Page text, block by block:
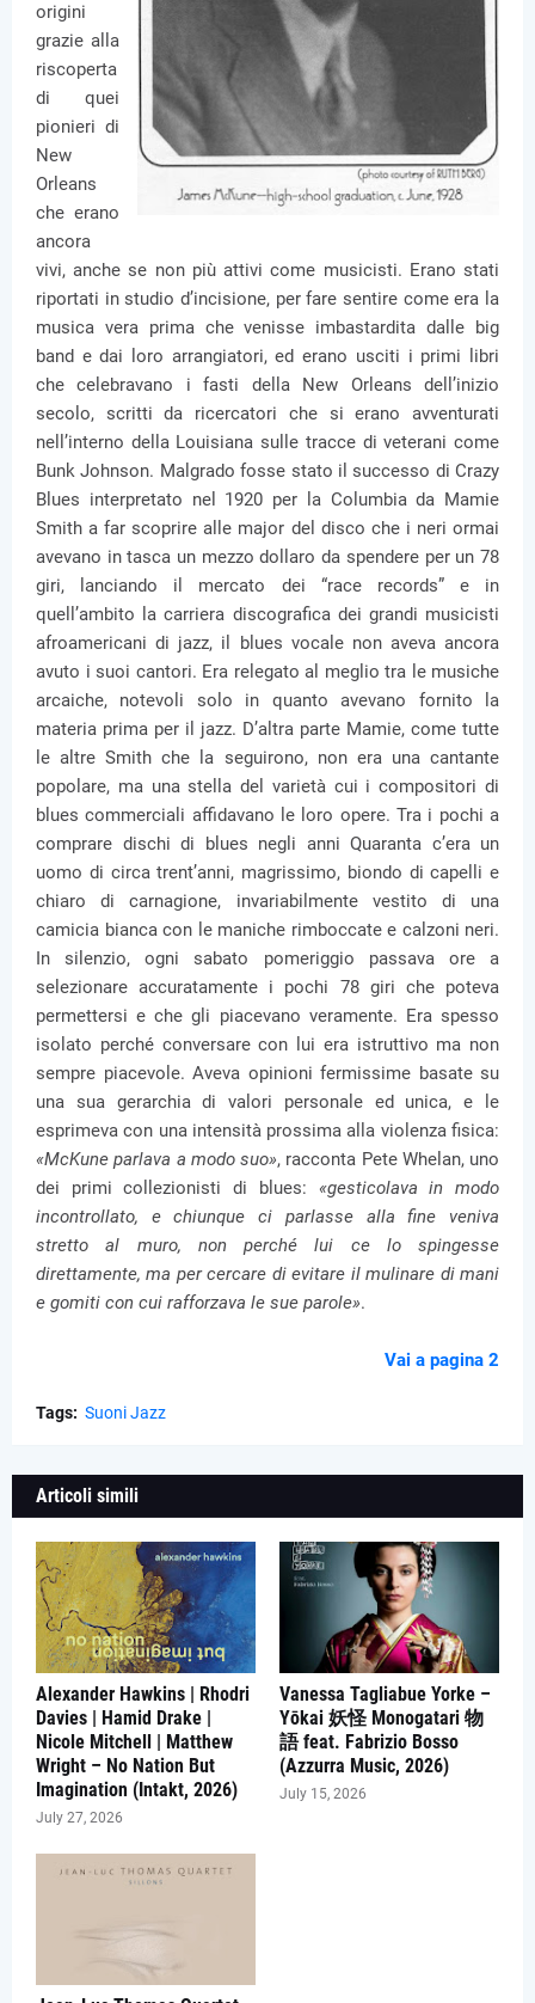
origini
grazie alla
riscoperta
di quei
pionieri di
New
Orleans
che erano
ancora
vivi, anche se non più attivi come musicisti. Erano stati
riportati in studio d’incisione, per fare sentire come era la
musica vera prima che venisse imbastardita dalle big
band e dai loro arrangiatori, ed erano usciti i primi libri
che celebravano i fasti della New Orleans dell’inizio
secolo, scritti da ricercatori che si erano avventurati
nell’interno della Louisiana sulle tracce di veterani come
Bunk Johnson. Malgrado fosse stato il successo di Crazy
Blues interpretato nel 1920 per la Columbia da Mamie
Smith a far scoprire alle major del disco che i neri ormai
avevano in tasca un mezzo dollaro da spendere per un 78
giri, lanciando il mercato dei “race records” e in
quell’ambito la carriera discografica dei grandi musicisti
afroamericani di jazz, il blues vocale non aveva ancora
avuto i suoi cantori. Era relegato al meglio tra le musiche
arcaiche, notevoli solo in quanto avevano fornito la
materia prima per il jazz. D’altra parte Mamie, come tutte
le altre Smith che la seguirono, non era una cantante
popolare, ma una stella del varietà cui i compositori di
blues commerciali affidavano le loro opere. Tra i pochi a
comprare dischi di blues negli anni Quaranta c’era un
uomo di circa trent’anni, magrissimo, biondo di capelli e
chiaro di carnagione, invariabilmente vestito di una
camicia bianca con le maniche rimboccate e calzoni neri.
In silenzio, ogni sabato pomeriggio passava ore a
selezionare accuratamente i pochi 78 giri che poteva
permettersi e che gli piacevano veramente. Era spesso
isolato perché conversare con lui era istruttivo ma non
sempre piacevole. Aveva opinioni fermissime basate su
una sua gerarchia di valori personale ed unica, e le
esprimeva con una intensità prossima alla violenza fisica:
«McKune parlava a modo suo», racconta Pete Whelan, uno
dei primi collezionisti di blues: «gesticolava in modo
incontrollato, e chiunque ci parlasse alla fine veniva
stretto al muro, non perché lui ce lo spingesse
direttamente, ma per cercare di evitare il mulinare di mani
e gomiti con cui rafforzava le sue parole».
Vai a pagina 2
Tags: Suoni Jazz
Articoli simili
Alexander Hawkins | Rhodri
Davies | Hamid Drake |
Nicole Mitchell | Matthew
Wright – No Nation But
Imagination (Intakt, 2026)
July 27, 2026
Vanessa Tagliabue Yorke –
Yōkai 妖怪 Monogatari 物
語 feat. Fabrizio Bosso
(Azzurra Music, 2026)
July 15, 2026